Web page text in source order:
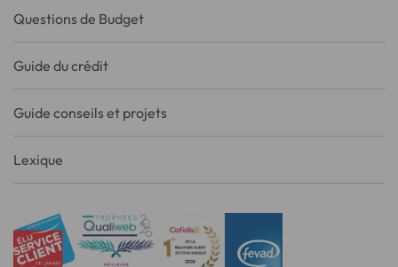
Questions de Budget
Guide du crédit
Guide conseils et projets
Lexique